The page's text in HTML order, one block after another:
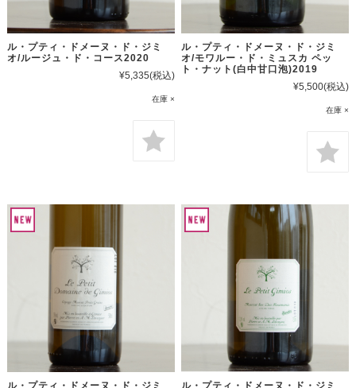
ル・プティ・ドメーヌ・ド・ジミ
オ/ルージュ・ド・コース2020
¥5,335(税込)
在庫 ×
ル・プティ・ドメーヌ・ド・ジミ
オ/モワルー・ド・ミュスカ ペッ
ト・ナット(白中甘口泡)2019
¥5,500(税込)
在庫 ×
ル・プティ・ドメーヌ・ド・ジミ
ル・プティ・ドメーヌ・ド・ジミ